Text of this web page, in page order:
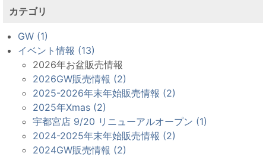
カテゴリ
GW (1)
イベント情報 (13)
2026年お盆販売情報
2026GW販売情報 (2)
2025-2026年末年始販売情報 (2)
2025年Xmas (2)
宇都宮店 9/20 リニューアルオープン (1)
2024-2025年末年始販売情報 (2)
2024GW販売情報 (2)